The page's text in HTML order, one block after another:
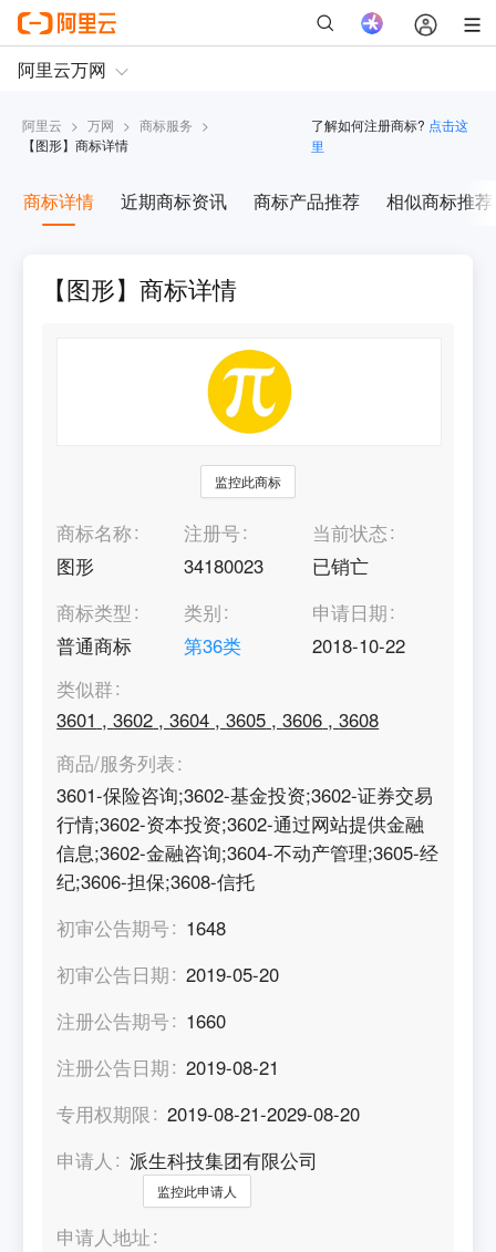
阿里云 > 万网 > 商标服务 >
【图形】商标详情
了解如何注册商标? 点击这
里
商标详情 近期商标资讯 商标产品推荐 相似商标推荐
【图形】商标详情
监控此商标
商标名称
图形
注册号
34180023
当前状态
已销亡
商标类型
普通商标
类别
第36类
申请日期
2018-10-22
类似群
3601 ,3602 ,3604 ,3605 ,3606 ,3608
商品/服务列表
3601-保险咨询;3602-基金投资;3602-证券交易
行情;3602-资本投资;3602-通过网站提供金融
信息;3602-金融咨询;3604-不动产管理;3605-经
纪;3606-担保;3608-信托
初审公告期号
1648
初审公告日期
2019-05-20
注册公告期号
1660
注册公告日期
2019-08-21
专用权期限
2019-08-21-2029-08-20
申请人
派生科技集团有限公司
监控此申请人
申请人地址